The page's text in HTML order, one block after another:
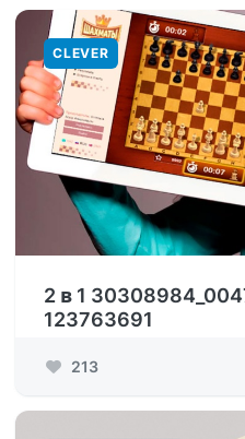
CLEVER
2 в 1
123763691
213